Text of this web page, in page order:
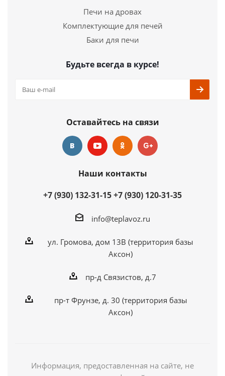
Печи на дровах
Комплектующие для печей
Баки для печи
Будьте всегда в курсе!
Оставайтесь на связи
Наши контакты
+7 (930) 132-31-15+7 (930) 120-31-35
info@teplavoz.ru
ул. Громова, дом 13В (территория базы
Аксон)
пр-д Связистов, д.7
пр-т Фрунзе, д. 30 (территория базы
Аксон)
Информация, предоставленная на сайте, не